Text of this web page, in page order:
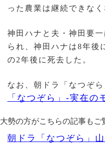
った農業は継続できな
神田ハナと夫・神田要
られ、神田ハナは8年後
の2年後に死去した。
なお、朝ドラ「なつぞら
「なつぞら」-実在の
大勢の方がこちらの記事もご
朝ドラ「なつぞら」